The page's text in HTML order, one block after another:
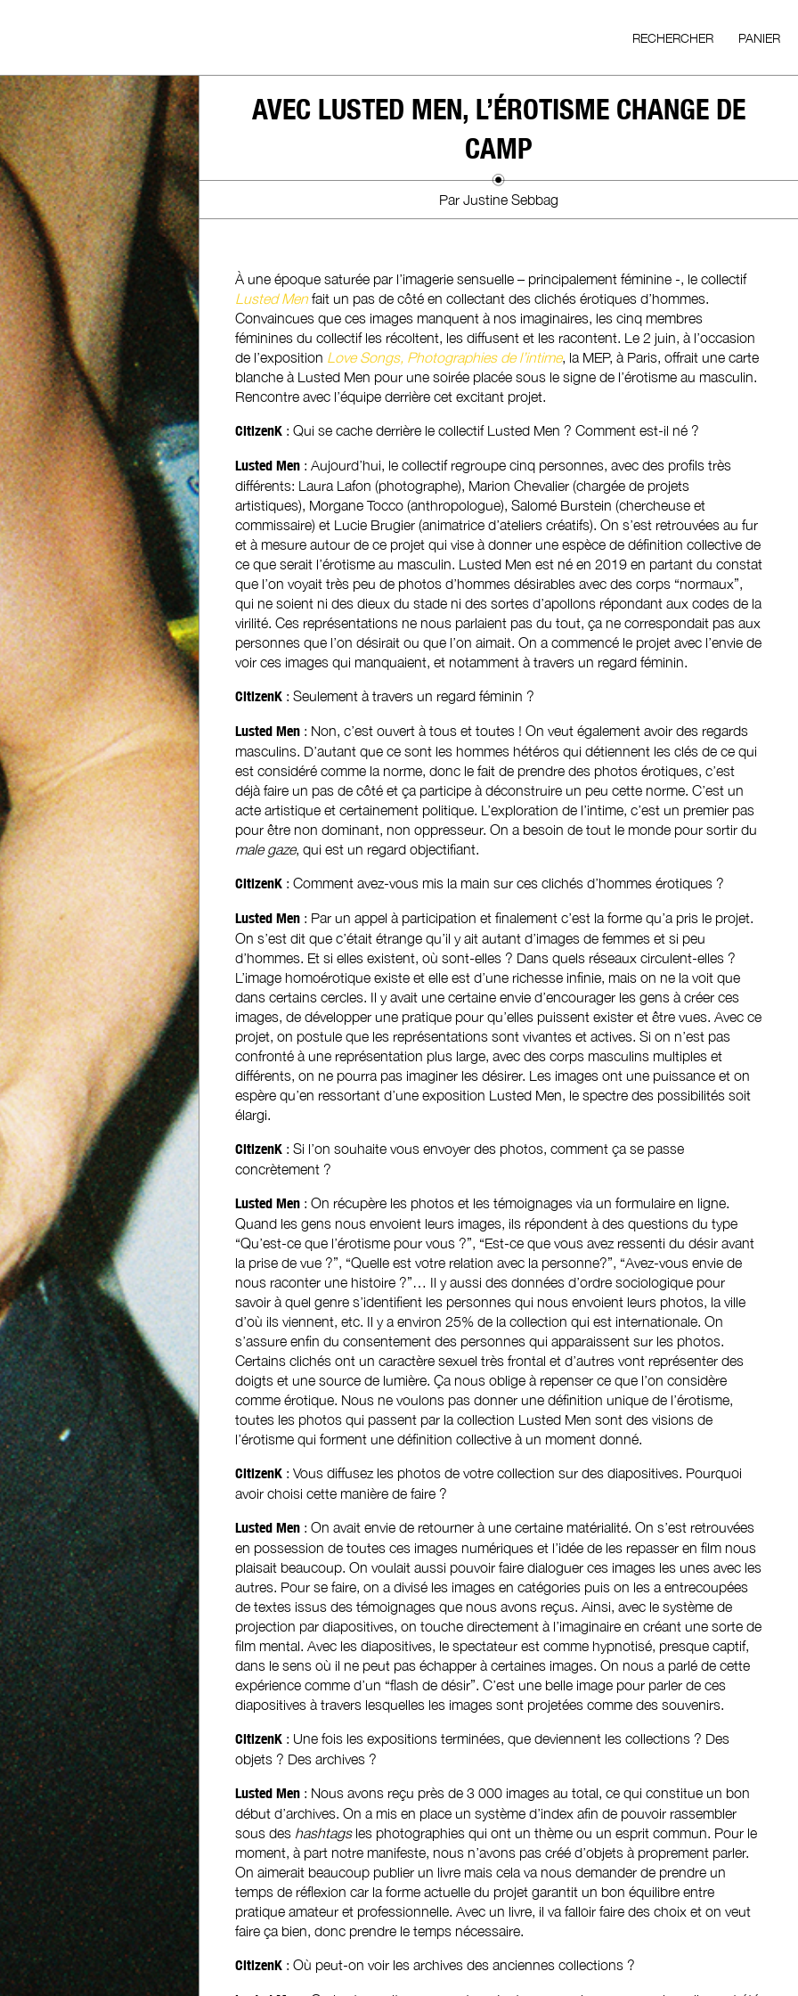
RECHERCHER PANIER
AVEC LUSTED MEN, L’ÉROTISME CHANGE DE
CAMP
Par Justine Sebbag
À une époque saturée par l’imagerie sensuelle – principalement féminine -, le collectif
Lusted Menfait un pas de côté en collectant des clichés érotiques d’hommes.
Convaincues que ces images manquent à nos imaginaires, les cinq membres
féminines du collectif les récoltent, les diffusent et les racontent. Le 2 juin, à l’occasion
de l’exposition Love Songs, Photographies de l’intime, la MEP, à Paris, offrait une carte
blanche à Lusted Men pour une soirée placée sous le signe de l’érotisme au masculin.
Rencontre avec l’équipe derrière cet excitant projet.
CitizenK : Qui se cache derrière le collectif Lusted Men ? Comment est-il né ?
Lusted Men : Aujourd’hui, le collectif regroupe cinq personnes, avec des profils très
différents: Laura Lafon (photographe), Marion Chevalier (chargée de projets
artistiques), Morgane Tocco (anthropologue), Salomé Burstein (chercheuse et
commissaire) et Lucie Brugier (animatrice d’ateliers créatifs). On s’est retrouvées au fur
et à mesure autour de ce projet qui vise à donner une espèce de définition collective de
ce que serait l’érotisme au masculin. Lusted Men est né en 2019 en partant du constat
que l’on voyait très peu de photos d’hommes désirables avec des corps “normaux”,
qui ne soient ni des dieux du stade ni des sortes d’apollons répondant aux codes de la
virilité. Ces représentations ne nous parlaient pas du tout, ça ne correspondait pas aux
personnes que l’on désirait ou que l’on aimait. On a commencé le projet avec l’envie de
voir ces images qui manquaient, et notamment à travers un regard féminin.
CitizenK : Seulement à travers un regard féminin ?
Lusted Men : Non, c’est ouvert à tous et toutes ! On veut également avoir des regards
masculins. D’autant que ce sont les hommes hétéros qui détiennent les clés de ce qui
est considéré comme la norme, donc le fait de prendre des photos érotiques, c’est
déjà faire un pas de côté et ça participe à déconstruire un peu cette norme. C’est un
acte artistique et certainement politique. L’exploration de l’intime, c’est un premier pas
pour être non dominant, non oppresseur. On a besoin de tout le monde pour sortir du
male gaze, qui est un regard objectifiant.
CitizenK : Comment avez-vous mis la main sur ces clichés d’hommes érotiques ?
Lusted Men : Par un appel à participation et finalement c’est la forme qu’a pris le projet.
On s’est dit que c’était étrange qu’il y ait autant d’images de femmes et si peu
d’hommes. Et si elles existent, où sont-elles ? Dans quels réseaux circulent-elles ?
L’image homoérotique existe et elle est d’une richesse infinie, mais on ne la voit que
dans certains cercles. Il y avait une certaine envie d’encourager les gens à créer ces
images, de développer une pratique pour qu’elles puissent exister et être vues. Avec ce
projet, on postule que les représentations sont vivantes et actives. Si on n’est pas
confronté à une représentation plus large, avec des corps masculins multiples et
différents, on ne pourra pas imaginer les désirer. Les images ont une puissance et on
espère qu’en ressortant d’une exposition Lusted Men, le spectre des possibilités soit
élargi.
CitizenK : Si l’on souhaite vous envoyer des photos, comment ça se passe
concrètement ?
Lusted Men : On récupère les photos et les témoignages via un formulaire en ligne.
Quand les gens nous envoient leurs images, ils répondent à des questions du type
“Qu’est-ce que l’érotisme pour vous ?”, “Est-ce que vous avez ressenti du désir avant
la prise de vue ?”, “Quelle est votre relation avec la personne?”, “Avez-vous envie de
nous raconter une histoire ?”… Il y aussi des données d’ordre sociologique pour
savoir à quel genre s’identifient les personnes qui nous envoient leurs photos, la ville
d’où ils viennent, etc. Il y a environ 25% de la collection qui est internationale. On
s’assure enfin du consentement des personnes qui apparaissent sur les photos.
Certains clichés ont un caractère sexuel très frontal et d’autres vont représenter des
doigts et une source de lumière. Ça nous oblige à repenser ce que l’on considère
comme érotique. Nous ne voulons pas donner une définition unique de l’érotisme,
toutes les photos qui passent par la collection Lusted Men sont des visions de
l’érotisme qui forment une définition collective à un moment donné.
CitizenK : Vous diffusez les photos de votre collection sur des diapositives. Pourquoi
avoir choisi cette manière de faire ?
Lusted Men : On avait envie de retourner à une certaine matérialité. On s’est retrouvées
en possession de toutes ces images numériques et l’idée de les repasser en film nous
plaisait beaucoup. On voulait aussi pouvoir faire dialoguer ces images les unes avec les
autres. Pour se faire, on a divisé les images en catégories puis on les a entrecoupées
de textes issus des témoignages que nous avons reçus. Ainsi, avec le système de
projection par diapositives, on touche directement à l’imaginaire en créant une sorte de
film mental. Avec les diapositives, le spectateur est comme hypnotisé, presque captif,
dans le sens où il ne peut pas échapper à certaines images. On nous a parlé de cette
expérience comme d’un “flash de désir”. C’est une belle image pour parler de ces
diapositives à travers lesquelles les images sont projetées comme des souvenirs.
CitizenK : Une fois les expositions terminées, que deviennent les collections ? Des
objets ? Des archives ?
Lusted Men : Nous avons reçu près de 3 000 images au total, ce qui constitue un bon
début d’archives. On a mis en place un système d’index afin de pouvoir rassembler
sous des hashtagsles photographies qui ont un thème ou un esprit commun. Pour le
moment, à part notre manifeste, nous n’avons pas créé d’objets à proprement parler.
On aimerait beaucoup publier un livre mais cela va nous demander de prendre un
temps de réflexion car la forme actuelle du projet garantit un bon équilibre entre
pratique amateur et professionnelle. Avec un livre, il va falloir faire des choix et on veut
faire ça bien, donc prendre le temps nécessaire.
CitizenK : Où peut-on voir les archives des anciennes collections ?